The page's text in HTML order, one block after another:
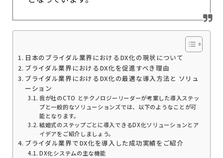
日本のブライダル業界におけるDX化の現状について
ブライダル業界におけるDX化を促進すべき理由
ブライダル業界におけるDX化の最適な導入方法と ソリュ
ーション
我が社のCTO とテクノロジーリーダーが考案した導入ステッ
プと一般的なソリューションズでは、以下のようなことが可
能となります。
結婚式のステップごとに導入できるDX化ソリューションとア
イデアをご紹介しましょう。
ブライダル業界でDX化を導入した成功実績をご紹介
DX化システムの主な機能